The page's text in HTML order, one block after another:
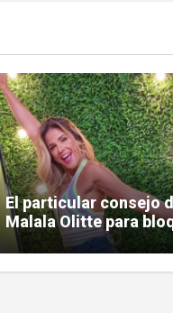
El particular consejo
Malala Olitte para
la mala vibra